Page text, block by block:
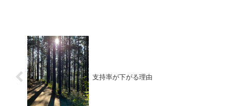
支持率が下がる理由